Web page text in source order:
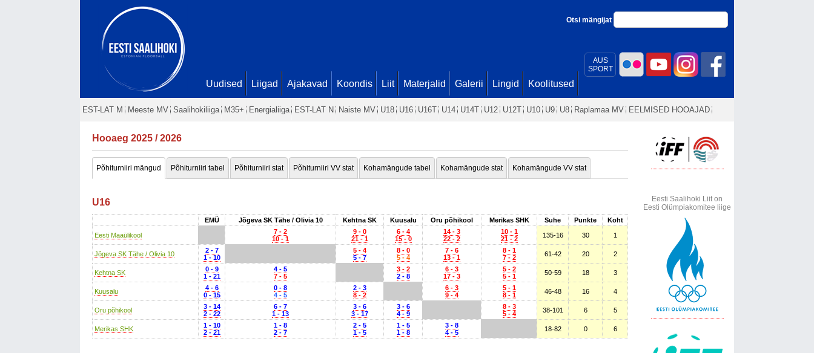
AUS
SPORT
Otsi mängijat
Uudised Liigad Ajakavad Koondis Liit Materjalid Galerii Lingid Koolitused
EST-LAT M Meeste MV Saalihokiliiga M35+ Energialiiga EST-LAT N Naiste MV U18 U16 U16T U14 U14T U12 U12T U10 U9 U8 Raplamaa MV EELMISED HOOAJAD
Hooaeg 2025 / 2026
Põhiturniiri mängud Põhiturniiri tabel Põhiturniiri stat Põhiturniiri VV stat Kohamängude tabel Kohamängude stat Kohamängude VV stat
U16
EMÜ Jõgeva SK Tähe / Olivia 10 Kehtna SK Kuusalu Oru põhikool Merikas SHK Suhe Punkte Koht
Eesti Maaülikool
7 - 2
10 - 1
9 - 0
21 - 1
6 - 4
15 - 0
14 - 3
22 - 2
10 - 1
21 - 2
135-16 30 1
Jõgeva SK Tähe / Olivia 10
2 - 7
1 - 10
5 - 4
5 - 7
8 - 0
5 - 4
7 - 6
13 - 1
8 - 1
7 - 2
61-42 20 2
Kehtna SK
0 - 9
1 - 21
4 - 5
7 - 5
3 - 2
2 - 8
6 - 3
17 - 3
5 - 2
5 - 1
50-59 18 3
Kuusalu
4 - 6
0 - 15
0 - 8
4 - 5
2 - 3
8 - 2
6 - 3
9 - 4
5 - 1
8 - 1
46-48 16 4
Oru põhikool
3 - 14
2 - 22
6 - 7
1 - 13
3 - 6
3 - 17
3 - 6
4 - 9
8 - 3
5 - 4
38-101 6 5
Merikas SHK
1 - 10
2 - 21
1 - 8
2 - 7
2 - 5
1 - 5
1 - 5
1 - 8
3 - 8
4 - 5
18-82 0 6
Eesti Saalihoki Liit on
Eesti Olümpiakomitee liige